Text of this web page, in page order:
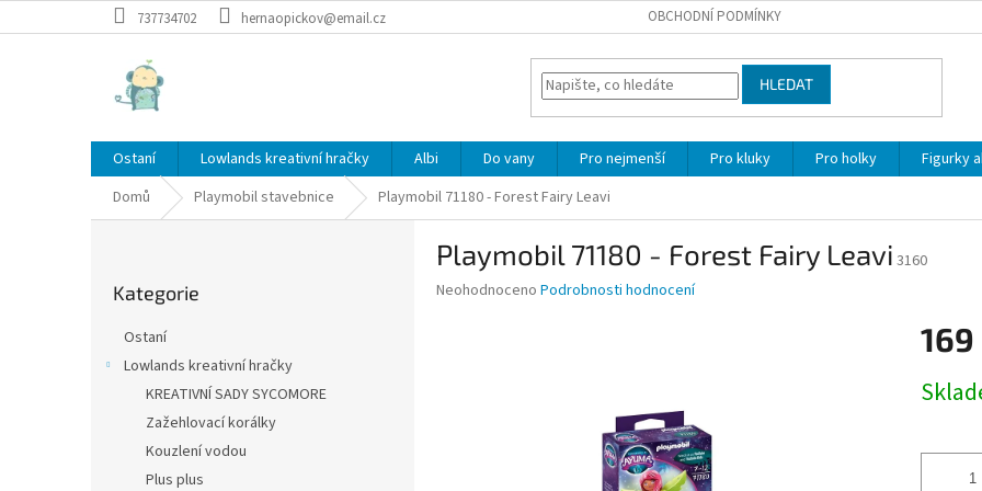
na
737734702 hernaopickov@email.cz OBCHODNÍ PODMÍNKY
HLEDAT
Ostaní Lowlands kreativní hračky Albi Do vany Pro nejmenší Pro kluky Pro holky Figurky
Domů
Playmobil stavebnice Playmobil 71180 - Forest Fairy Leavi
kategorie
Kategorie
Ostaní
Lowlands kreativní hračky
KREATIVNÍ SADY SYCOMORE
Zažehlovací korálky
Kouzlení vodou
Plus plus
Playmobil 71180 - Forest Fairy Leavi 3160
Průměrné
Neohodnoceno Podrobnosti hodnocení
169
cena: